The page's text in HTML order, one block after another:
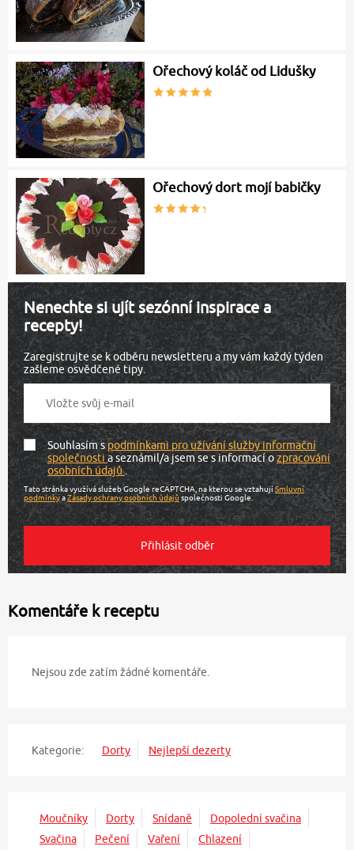
Ořechový koláč od Lidušky
Ořechový dort mojí babičky
Nenechte si ujít sezónní inspirace a
recepty!
Zaregistrujte se k odběru newsletteru a my vám každý týden
zašleme osvědčené tipy.
Souhlasím spodmínkami pro užívání služby informační
společnostia seznámil/a jsem se s informací ozpracování
osobních údajů.
Tato stránka využívá služeb Google reCAPTCHA, na kterou se vztahujíSmluvní
podmínkyaZásady ochrany osobních údajů společnosti Google.
Komentáře k receptu
Nejsou zde zatím žádné komentáře.
Kategorie: Dorty Nejlepší dezerty
Moučníky Dorty Snídaně
Dopolední svačina
Svačina
Pečení Vaření
Chlazení